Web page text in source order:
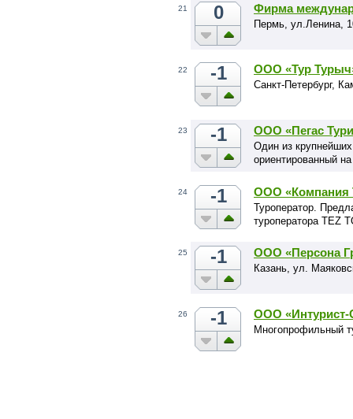
21 0 Фирма
Пермь, ул.Ленина,
22 -1 ООО «Тур
Санкт-Петербург,
23 -1 ООО «Пегас
Один из
ориентированный
24 -1 ООО «Компания
Туроператор.
туроператора TEZ
25 -1 ООО «Персона
Казань, ул.
26 -1 ООО «Интурист-
Многопрофильный